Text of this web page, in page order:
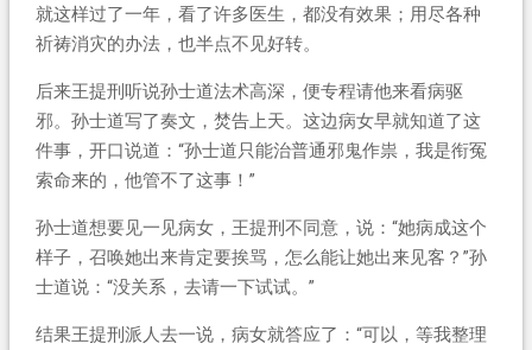
就这样过了一年，看了许多医生，都没有效果；用尽各种
祈祷消灾的办法，也半点不见好转。
后来王提刑听说孙士道法术高深，便专程请他来看病驱
邪。孙士道写了奏文，焚告上天。这边病女早就知道了这
件事，开口说道：“孙士道只能治普通邪鬼作祟，我是衔冤
索命来的，他管不了这事！”
孙士道想要见一见病女，王提刑不同意，说：“她病成这个
样子，召唤她出来肯定要挨骂，怎么能让她出来见客？”孙
士道说：“没关系，去请一下试试。”
结果王提刑派人去一说，病女就答应了：“可以，等我整理